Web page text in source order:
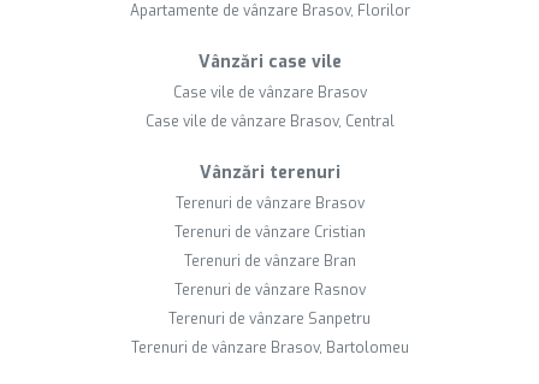
Apartamente de vânzare Brasov, Florilor
Vânzări case vile
Case vile de vânzare Brasov
Case vile de vânzare Brasov, Central
Vânzări terenuri
Terenuri de vânzare Brasov
Terenuri de vânzare Cristian
Terenuri de vânzare Bran
Terenuri de vânzare Rasnov
Terenuri de vânzare Sanpetru
Terenuri de vânzare Brasov, Bartolomeu